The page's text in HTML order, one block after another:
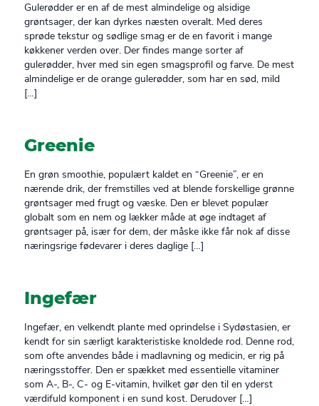
Gulerødder er en af de mest almindelige og alsidige
grøntsager, der kan dyrkes næsten overalt. Med deres
sprøde tekstur og sødlige smag er de en favorit i mange
køkkener verden over. Der findes mange sorter af
gulerødder, hver med sin egen smagsprofil og farve. De mest
almindelige er de orange gulerødder, som har en sød, mild
[…]
Greenie
En grøn smoothie, populært kaldet en “Greenie”, er en
nærende drik, der fremstilles ved at blende forskellige grønne
grøntsager med frugt og væske. Den er blevet populær
globalt som en nem og lækker måde at øge indtaget af
grøntsager på, især for dem, der måske ikke får nok af disse
næringsrige fødevarer i deres daglige […]
Ingefær
Ingefær, en velkendt plante med oprindelse i Sydøstasien, er
kendt for sin særligt karakteristiske knoldede rod. Denne rod,
som ofte anvendes både i madlavning og medicin, er rig på
næringsstoffer. Den er spækket med essentielle vitaminer
som A-, B-, C- og E-vitamin, hvilket gør den til en yderst
værdifuld komponent i en sund kost. Derudover […]